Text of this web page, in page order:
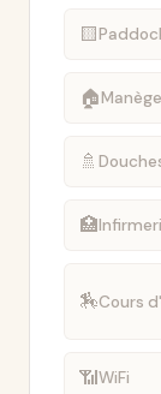
🟨
🏠Manège
🚿
🏥
🏇Cours
📶WiFi